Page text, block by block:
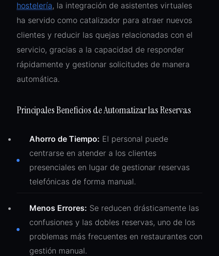
hostelería, la integración de asistentes virtuales
ha servido como catalizador para atraer nuevos
clientes y reducir las quejas relacionadas con el
servicio, gracias a la capacidad de responder
rápidamente y gestionar solicitudes de manera
automática.
Principales Beneficios de Automatizar las Reservas
Ahorro de Tiempo: El personal puede
centrarse en atender a los clientes
presenciales en lugar de gestionar reservas
telefónicas de forma manual.
Menos Errores: Se reducen drásticamente las
confusiones y las dobles reservas, uno de los
problemas más frecuentes en restaurantes con
gestión manual.